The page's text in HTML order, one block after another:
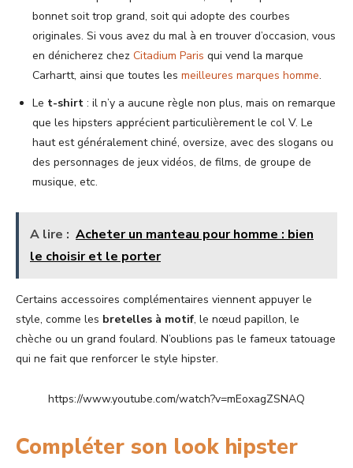
bonnet soit trop grand, soit qui adopte des courbes
originales. Si vous avez du mal à en trouver d’occasion, vous
en dénicherez chez Citadium Paris qui vend la marque
Carhartt, ainsi que toutes les meilleures marques homme.
Le t-shirt : il n’y a aucune règle non plus, mais on remarque
que les hipsters apprécient particulièrement le col V. Le
haut est généralement chiné, oversize, avec des slogans ou
des personnages de jeux vidéos, de films, de groupe de
musique, etc.
A lire : Acheter un manteau pour homme : bien
le choisir et le porter
Certains accessoires complémentaires viennent appuyer le
style, comme les bretelles à motif, le nœud papillon, le
chèche ou un grand foulard. N’oublions pas le fameux tatouage
qui ne fait que renforcer le style hipster.
https://www.youtube.com/watch?v=mEoxagZSNAQ
Compléter son look hipster